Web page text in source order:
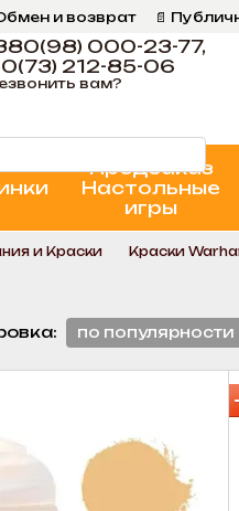
и возврат
📄
Блог 📞 Контакты Ігрова
000-23-77,
212-85-06
вам?
Предзаказ
Настольные
игры
и Краски Краски
по популярности